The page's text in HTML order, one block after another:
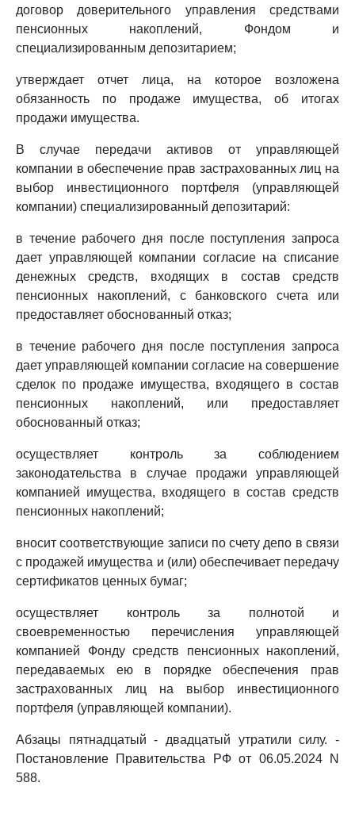
договор доверительного управления средствами
пенсионных накоплений, Фондом и
специализированным депозитарием;
утверждает отчет лица, на которое возложена
обязанность по продаже имущества, об итогах
продажи имущества.
В случае передачи активов от управляющей
компании в обеспечение прав застрахованных лиц на
выбор инвестиционного портфеля (управляющей
компании) специализированный депозитарий:
в течение рабочего дня после поступления запроса
дает управляющей компании согласие на списание
денежных средств, входящих в состав средств
пенсионных накоплений, с банковского счета или
предоставляет обоснованный отказ;
в течение рабочего дня после поступления запроса
дает управляющей компании согласие на совершение
сделок по продаже имущества, входящего в состав
пенсионных накоплений, или предоставляет
обоснованный отказ;
осуществляет контроль за соблюдением
законодательства в случае продажи управляющей
компанией имущества, входящего в состав средств
пенсионных накоплений;
вносит соответствующие записи по счету депо в связи
с продажей имущества и (или) обеспечивает передачу
сертификатов ценных бумаг;
осуществляет контроль за полнотой и
своевременностью перечисления управляющей
компанией Фонду средств пенсионных накоплений,
передаваемых ею в порядке обеспечения прав
застрахованных лиц на выбор инвестиционного
портфеля (управляющей компании).
Абзацы пятнадцатый - двадцатый утратили силу. -
Постановление Правительства РФ от 06.05.2024 N
588.